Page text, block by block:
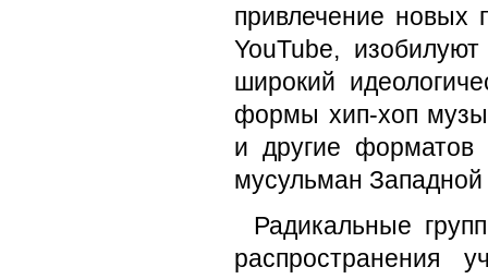
привлечение новых
YouTube,
широкий
формы хип-хоп
и другие форматов
мусульман
Радикальные